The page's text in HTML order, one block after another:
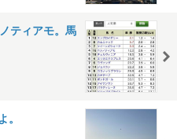
ティアモ。馬